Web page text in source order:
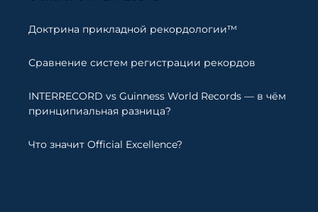
Доктрина прикладной рекордологии™
Сравнение систем регистрации рекордов
INTERRECORD vs Guinness World Records — в чём
принципиальная разница?
Что значит Official Excellence?